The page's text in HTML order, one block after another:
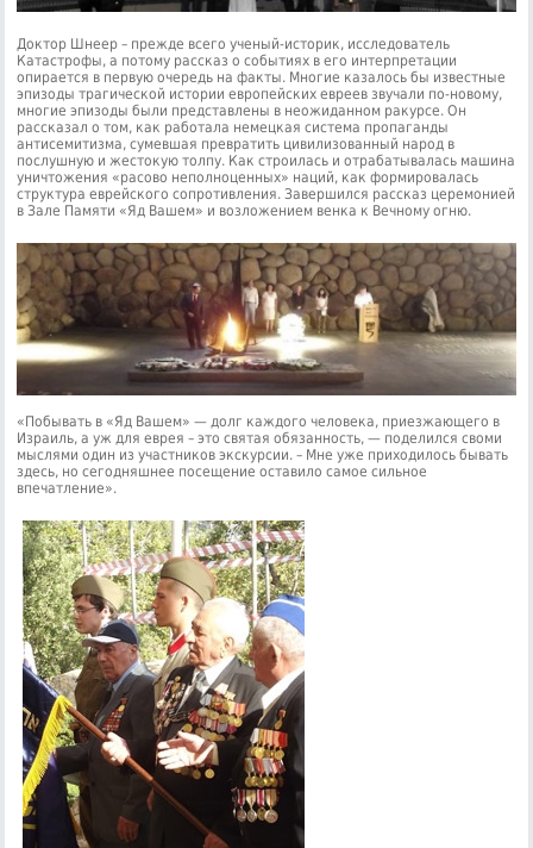
Доктор Шнеер – прежде всего ученый-историк, исследователь
Катастрофы, а потому рассказ о событиях в его интерпретации
опирается в первую очередь на факты. Многие казалось бы известные
эпизоды трагической истории европейских евреев звучали по-новому,
многие эпизоды были представлены в неожиданном ракурсе. Он
рассказал о том, как работала немецкая система пропаганды
антисемитизма, сумевшая превратить цивилизованный народ в
послушную и жестокую толпу. Как строилась и отрабатывалась машина
уничтожения «расово неполноценных» наций, как формировалась
структура еврейского сопротивления. Завершился рассказ церемонией
в Зале Памяти «Яд Вашем» и возложением венка к Вечному огню.
«Побывать в «Яд Вашем» — долг каждого человека, приезжающего в
Израиль, а уж для еврея – это святая обязанность, — поделился своми
мыслями один из участников экскурсии. – Мне уже приходилось бывать
здесь, но сегодняшнее посещение оставило самое сильное
впечатление».